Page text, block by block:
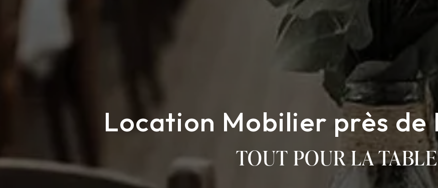
Location Mobilier près de
TOUT POUR LA TABLE